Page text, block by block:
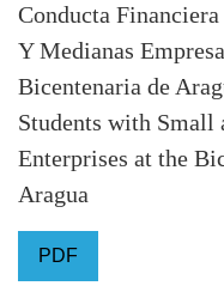
Conducta Financiera
Y Medianas
Bicentenaria de
Students with Small
Enterprises at the
Aragua
PDF